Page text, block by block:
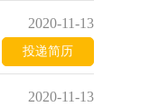
2020-11-13
投递简历
2020-11-13